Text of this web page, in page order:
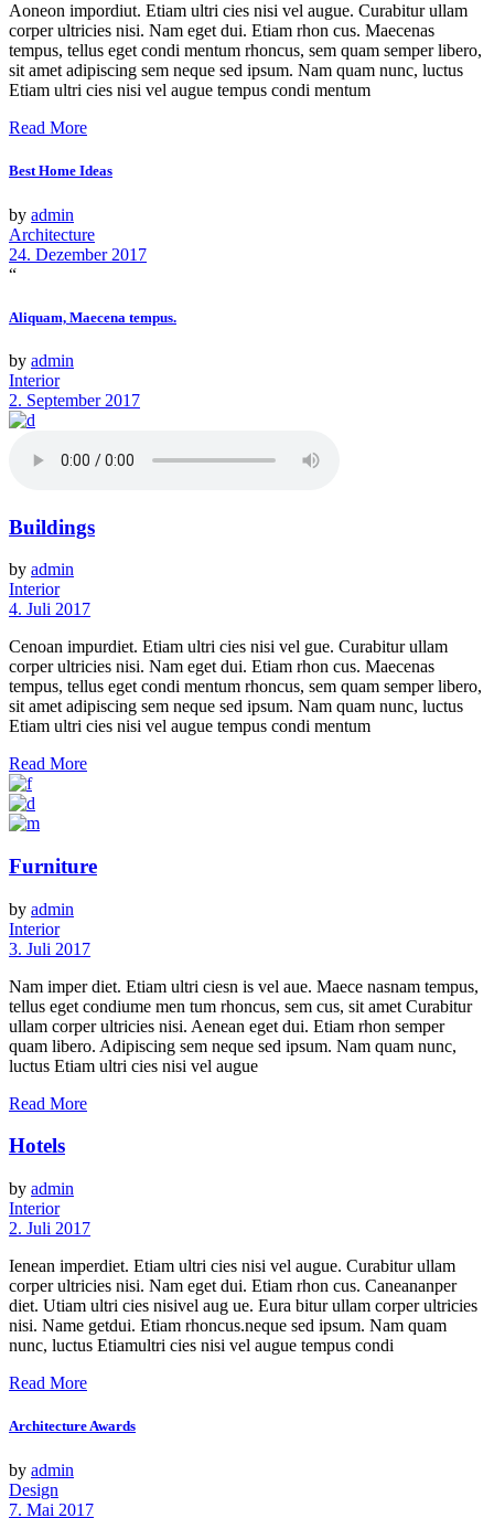
Aoneon impordiut. Etiam ultri cies nisi vel augue. Curabitur ullam
corper ultricies nisi. Nam eget dui. Etiam rhon cus. Maecenas
tempus, tellus eget condi mentum rhoncus, sem quam semper libero,
sit amet adipiscing sem neque sed ipsum. Nam quam nunc, luctus
Etiam ultri cies nisi vel augue tempus condi mentum
Read More
Best Home Ideas
by admin
Architecture
24. Dezember 2017
“
Aliquam, Maecena tempus.
by admin
Interior
2. September 2017
Buildings
by admin
Interior
4. Juli 2017
Cenoan impurdiet. Etiam ultri cies nisi vel gue. Curabitur ullam
corper ultricies nisi. Nam eget dui. Etiam rhon cus. Maecenas
tempus, tellus eget condi mentum rhoncus, sem quam semper libero,
sit amet adipiscing sem neque sed ipsum. Nam quam nunc, luctus
Etiam ultri cies nisi vel augue tempus condi mentum
Read More
Furniture
by admin
Interior
3. Juli 2017
Nam imper diet. Etiam ultri ciesn is vel aue. Maece nasnam tempus,
tellus eget condiume men tum rhoncus, sem cus, sit amet Curabitur
ullam corper ultricies nisi. Aenean eget dui. Etiam rhon semper
quam libero. Adipiscing sem neque sed ipsum. Nam quam nunc,
luctus Etiam ultri cies nisi vel augue
Read More
Hotels
by admin
Interior
2. Juli 2017
Ienean imperdiet. Etiam ultri cies nisi vel augue. Curabitur ullam
corper ultricies nisi. Nam eget dui. Etiam rhon cus. Caneananper
diet. Utiam ultri cies nisivel aug ue. Eura bitur ullam corper ultricies
nisi. Name getdui. Etiam rhoncus.neque sed ipsum. Nam quam
nunc, luctus Etiamultri cies nisi vel augue tempus condi
Read More
Architecture Awards
by admin
Design
7. Mai 2017